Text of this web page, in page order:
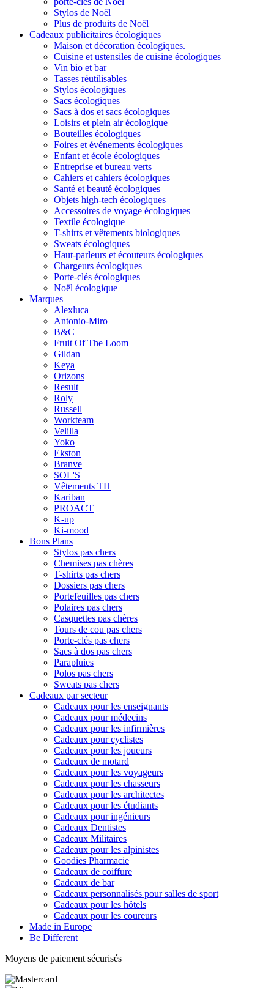
Stylos de Noël
Plus de produits de Noël
Cadeaux publicitaires écologiques
Maison et décoration écologiques.
Cuisine et ustensiles de cuisine écologiques
Vin bio et bar
Tasses réutilisables
Stylos écologiques
Sacs écologiques
Sacs à dos et sacs écologiques
Loisirs et plein air écologique
Bouteilles écologiques
Foires et événements écologiques
Enfant et école écologiques
Entreprise et bureau verts
Cahiers et cahiers écologiques
Santé et beauté écologiques
Objets high-tech écologiques
Accessoires de voyage écologiques
Textile écologique
T-shirts et vêtements biologiques
Sweats écologiques
Haut-parleurs et écouteurs écologiques
Chargeurs écologiques
Porte-clés écologiques
Noël écologique
Marques
Alexluca
Antonio-Miro
B&C
Fruit Of The Loom
Gildan
Keya
Orizons
Result
Roly
Russell
Workteam
Velilla
Yoko
Ekston
Branve
SOL'S
Vêtements TH
Kariban
PROACT
K-up
Ki-mood
Bons Plans
Stylos pas chers
Chemises pas chères
T-shirts pas chers
Dossiers pas chers
Portefeuilles pas chers
Polaires pas chers
Casquettes pas chères
Tours de cou pas chers
Porte-clés pas chers
Sacs à dos pas chers
Parapluies
Polos pas chers
Sweats pas chers
Cadeaux par secteur
Cadeaux pour les enseignants
Cadeaux pour médecins
Cadeaux pour les infirmières
Cadeaux pour cyclistes
Cadeaux pour les joueurs
Cadeaux de motard
Cadeaux pour les voyageurs
Cadeaux pour les chasseurs
Cadeaux pour les architectes
Cadeaux pour les étudiants
Cadeaux pour ingénieurs
Cadeaux Dentistes
Cadeaux Militaires
Cadeaux pour les alpinistes
Goodies Pharmacie
Cadeaux de coiffure
Cadeaux de bar
Cadeaux personnalisés pour salles de sport
Cadeaux pour les hôtels
Cadeaux pour les coureurs
Made in Europe
Be Different
Moyens de paiement sécurisés